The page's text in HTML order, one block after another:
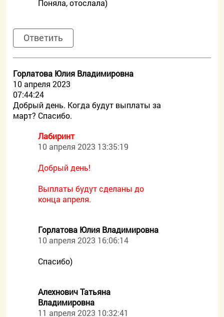
Поняла, отослала)
Ответить
Горлатова Юлия Владимировна
10 апреля 2023
07:44:24
Добрый день. Когда будут выплаты за
март? Спасибо.
Лабиринт
10 апреля 2023 13:35:19
Добрый день!
Выплаты будут сделаны до
конца апреля.
Горлатова Юлия Владимировна
10 апреля 2023 16:06:14
Спасибо)
Алехнович Татьяна
Владимировна
11 апреля 2023 10:32:41